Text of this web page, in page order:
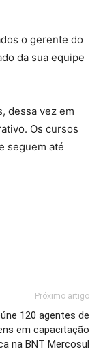
o gerente do
da sua equipe
dessa vez em
Os cursos
seguem até
Próximo artigo
120 agentes de
em capacitação
na BNT Mercosul